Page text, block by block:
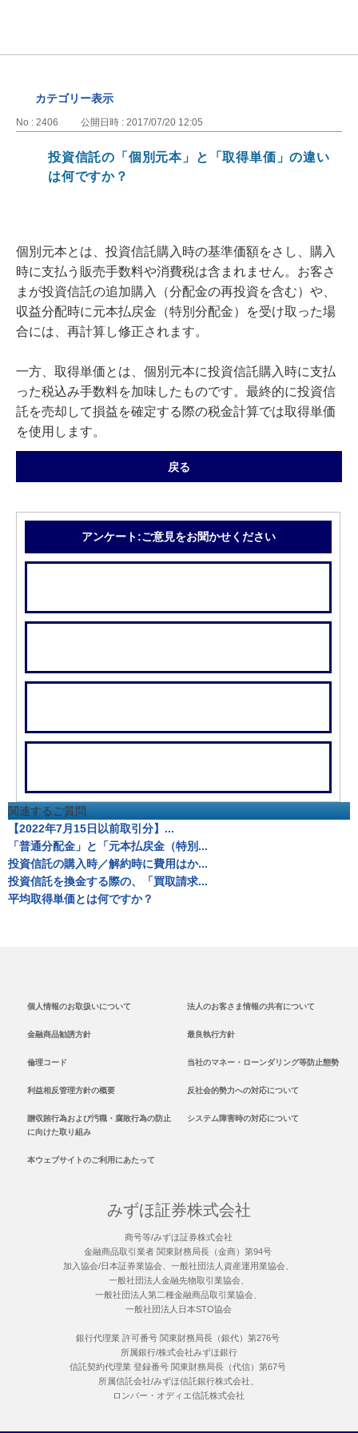
カテゴリー表示
No : 2406 公開日時 : 2017/07/20 12:05
投資信託の「個別元本」と「取得単価」の違い
は何ですか？
個別元本とは、投資信託購入時の基準価額をさし、購入
時に支払う販売手数料や消費税は含まれません。お客さ
まが投資信託の追加購入（分配金の再投資を含む）や、
収益分配時に元本払戻金（特別分配金）を受け取った場
合には、再計算し修正されます。
一方、取得単価とは、個別元本に投資信託購入時に支払
った税込み手数料を加味したものです。最終的に投資信
託を売却して損益を確定する際の税金計算では取得単価
を使用します。
戻る
アンケート:ご意見をお聞かせください
関連するご質問
【2022年7月15日以前取引分】...
「普通分配金」と「元本払戻金（特別...
投資信託の購入時／解約時に費用はか...
投資信託を換金する際の、「買取請求...
平均取得単価とは何ですか？
個人情報のお取扱いについて 法人のお客さま情報の共有について
金融商品勧誘方針 最良執行方針
倫理コード 当社のマネー・ローンダリング等防止態勢
利益相反管理方針の概要 反社会的勢力への対応について
贈収賄行為および汚職・腐敗行為の防止
に向けた取り組み
システム障害時の対応について
本ウェブサイトのご利用にあたって
みずほ証券株式会社
商号等/みずほ証券株式会社
金融商品取引業者 関東財務局長（金商）第94号
加入協会/日本証券業協会、一般社団法人資産運用業協会、
一般社団法人金融先物取引業協会、
一般社団法人第二種金融商品取引業協会、
一般社団法人日本STO協会
銀行代理業 許可番号 関東財務局長（銀代）第276号
所属銀行/株式会社みずほ銀行
信託契約代理業 登録番号 関東財務局長（代信）第67号
所属信託会社/みずほ信託銀行株式会社、
ロンバー・オディエ信託株式会社